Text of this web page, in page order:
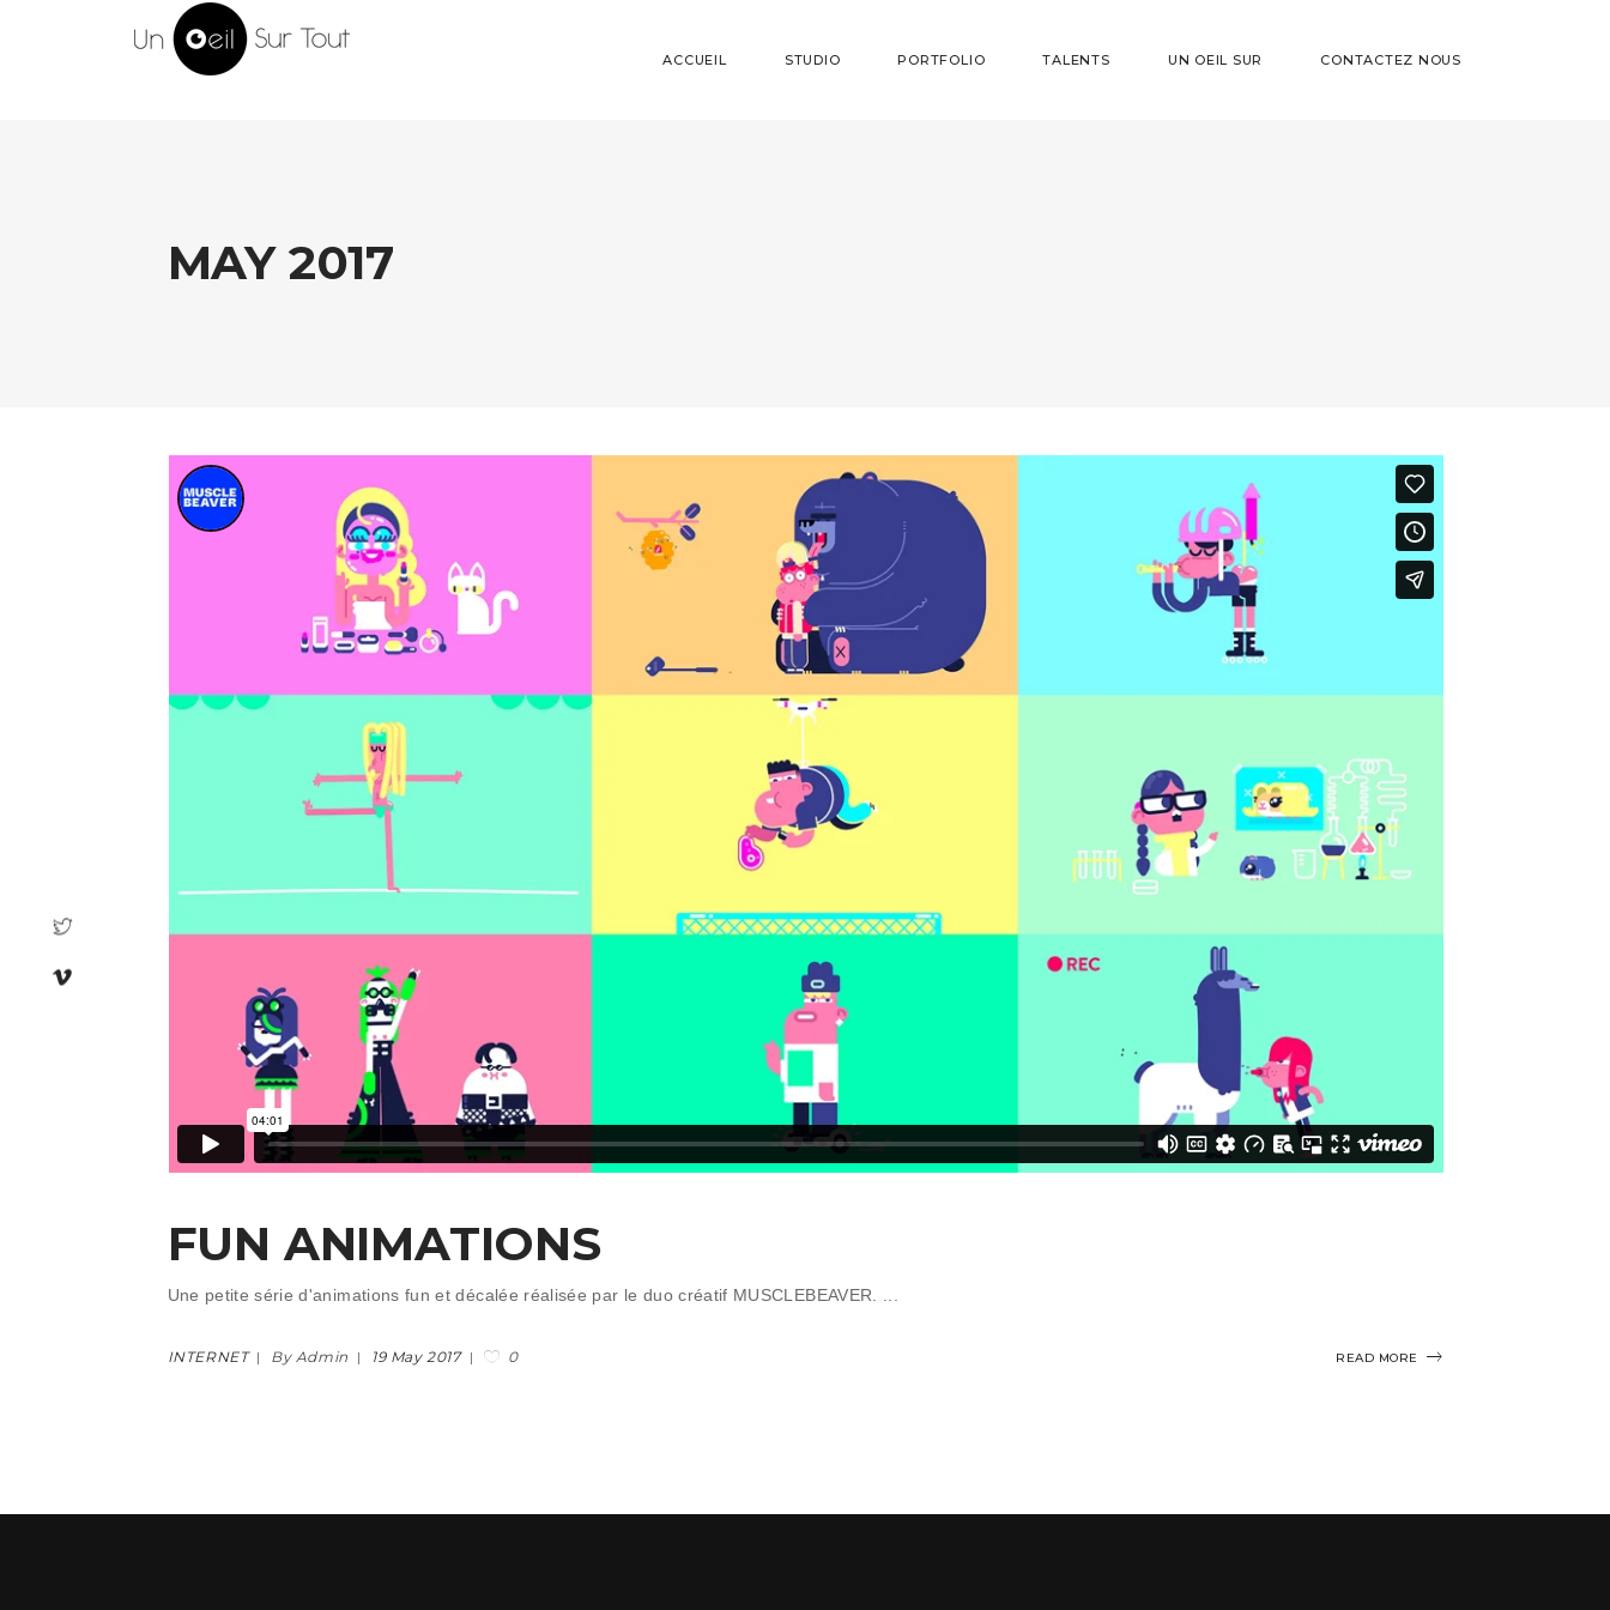
ACCUEIL STUDIO PORTFOLIO TALENTS UN OEIL SUR CONTACTEZ NOUS
MAY 2017
FUN ANIMATIONS
Une petite série d'animations fun et décalée réalisée par le duo créatif MUSCLEBEAVER.
INTERNET By Admin 19 May 2017 0 READ MORE